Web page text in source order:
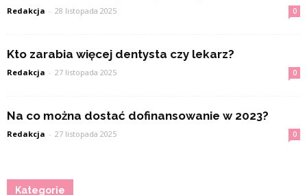
Redakcja - 28 listopada 2025 0
Kto zarabia więcej dentysta czy lekarz?
Redakcja - 27 listopada 2025 0
Na co można dostać dofinansowanie w 2023?
Redakcja - 27 listopada 2025 0
Kategorie